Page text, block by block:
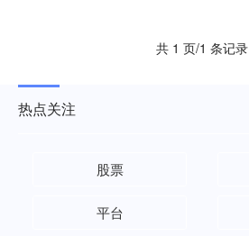
共 1 页/1 条记录
热点关注
股票
平台